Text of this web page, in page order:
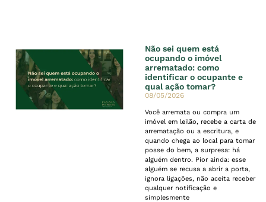
Não sei quem está
ocupando o imóvel
arrematado: como
identificar o ocupante e
qual ação tomar?
08/05/2026
Você arremata ou compra um
imóvel em leilão, recebe a carta de
arrematação ou a escritura, e
quando chega ao local para tomar
posse do bem, a surpresa: há
alguém dentro. Pior ainda: esse
alguém se recusa a abrir a porta,
ignora ligações, não aceita receber
qualquer notificação e
simplesmente